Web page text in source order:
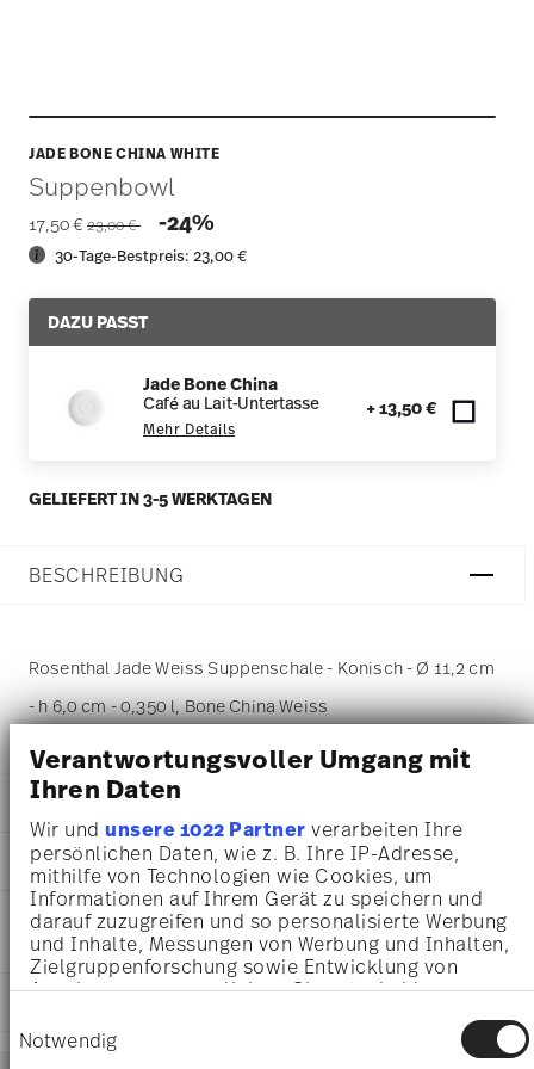
Verantwortungsvoller Umgang mit
Ihren Daten
Wir undunsere 1022 Partner verarbeiten Ihre
persönlichen Daten, wie z. B. Ihre IP-Adresse,
mithilfe von Technologien wie Cookies, um
Informationen auf Ihrem Gerät zu speichern und
darauf zuzugreifen und so personalisierte Werbung
und Inhalte, Messungen von Werbung und Inhalten,
Zielgruppenforschung sowie Entwicklung von
Angeboten zu ermöglichen. Sie entscheiden
Sie können Ihre Einwilligung jederzeit über die
Cookie-Erklärung oder durch Klicken auf das
Notwendig
JADE BONE CHINA WHITE
Suppenbowl
17,50 € Price reduced from
23,00 € -24%
30-Tage-Bestpreis:23,00 €
DAZU PASST
Jade Bone China
Café au Lait-Untertasse
Mehr Details
+ 13,50 €
GELIEFERT IN 3-5 WERKTAGEN
BESCHREIBUNG
Rosenthal Jade Weiss Suppenschale - Konisch - Ø 11,2 cm
- h 6,0 cm - 0,350 l, Bone China Weiss
DETAILS
Rosenthal
Jade Bone China
Weiß
Bone China
White
61040-800001-10430
4012438436937
MAßE
11,20 cm
11,20 cm
11,20 cm
6,00 cm
PFLEGE- UND
SICHERHEITSINFORMATIONEN